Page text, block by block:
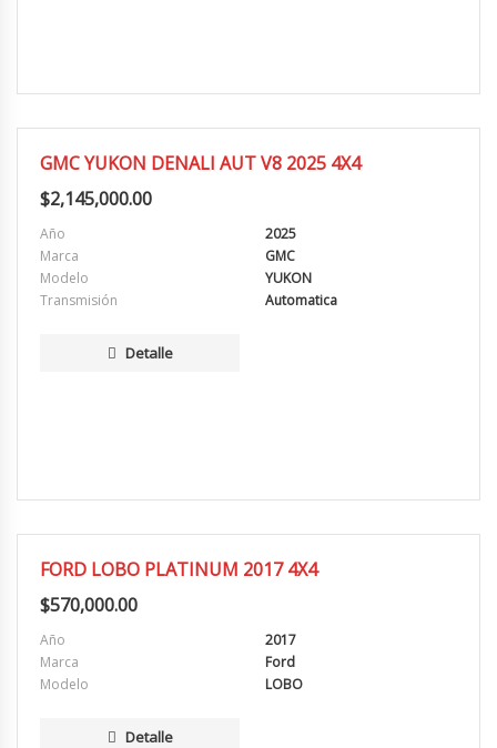
EXCELENTE
GMC YUKON DENALI AUT V8 2025 4X4
$2,145,000.00
Año
2025
Marca
GMC
Modelo
YUKON
Transmisión
Automatica
Detalle
MUY BUENA
FORD LOBO PLATINUM 2017 4X4
$570,000.00
Año
2017
Marca
Ford
Modelo
LOBO
Detalle